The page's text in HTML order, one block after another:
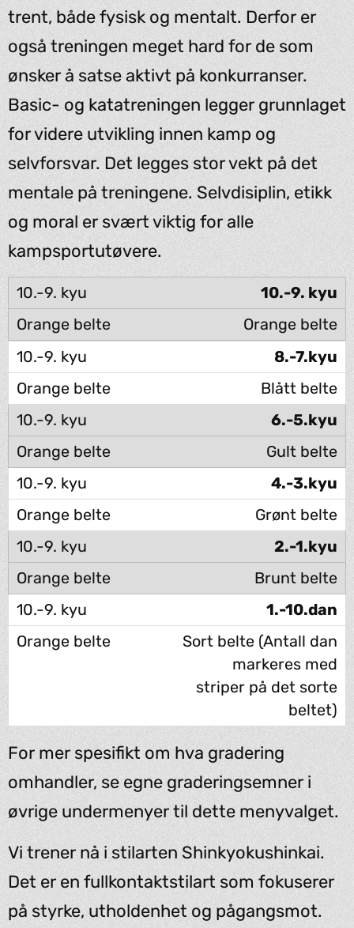
trent, både fysisk og mentalt. Derfor er
også treningen meget hard for de som
ønsker å satse aktivt på konkurranser.
Basic- og katatreningen legger grunnlaget
for videre utvikling innen kamp og
selvforsvar. Det legges stor vekt på det
mentale på treningene. Selvdisiplin, etikk
og moral er svært viktig for alle
kampsportutøvere.
10.-9. kyu
Orange belte
8.-7.kyu
Blått belte
6.-5.kyu
Gult belte
4.-3.kyu
Grønt belte
2.-1.kyu
Brunt belte
1.-10.dan
Sort belte (Antall dan
markeres med
striper på det sorte
beltet)
For mer spesifikt om hva gradering
omhandler, se egne graderingsemner i
øvrige undermenyer til dette menyvalget.
Vi trener nå i stilarten Shinkyokushinkai.
Det er en fullkontaktstilart som fokuserer
på styrke, utholdenhet og pågangsmot.